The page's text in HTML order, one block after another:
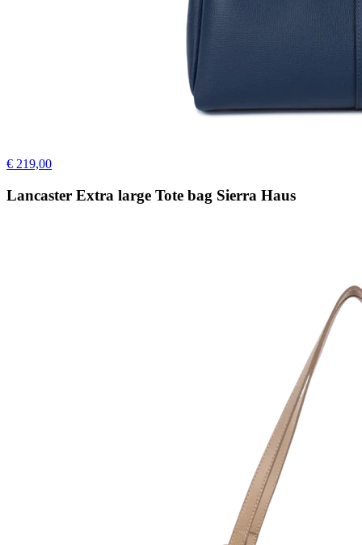
€ 219,00
Lancaster Extra large Tote bag Sierra Haus